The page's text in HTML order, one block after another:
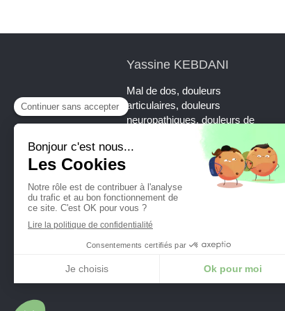
Yassine KEBDANI
Mal de dos, douleurs
articulaires, douleurs
neuropathiques, douleurs de
tendinites, sciatiques, NCB ?
La chiropraxie est la thérapie
manuelle de référence à
l'échelle internationale pour
traiter ces symptômes.
Prenez rendez-vous avec